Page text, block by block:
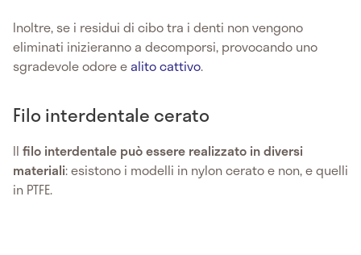
Inoltre, se i residui di cibo tra i denti non vengono
eliminati inizieranno a decomporsi, provocando uno
sgradevole odore ealito cattivo.
Filo interdentale cerato
Il filo interdentale può essere realizzato in diversi
materiali: esistono i modelli in nylon cerato e non, e quelli
in PTFE.